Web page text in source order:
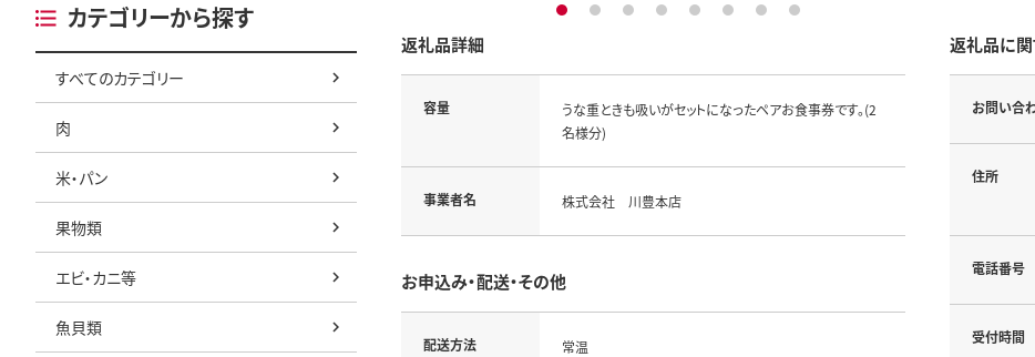
カテゴリーから探す
すべてのカテゴリー
肉
米・パン
果物類
エビ・カニ等
魚貝類
1 2 3 4 5 6 7 8
返礼品詳細
容量
うな重ときも吸いがセットになったペアお食事券です。(2
名様分)
事業者名 株式会社 川豊本店
お申込み・配送・その他
配送方法 常温
返礼品に
お問い合
住所
電話番号
受付時間